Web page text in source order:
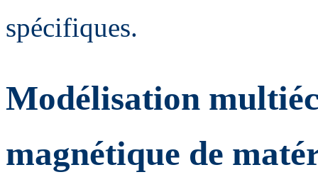
spécifiques.
Modélisation
magnétique de